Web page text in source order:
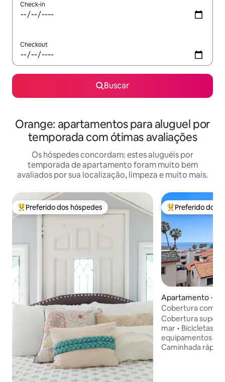
Check-in
Checkout
Buscar
Orange: apartamentos para aluguel por
temporada com ótimas avaliações
Os hóspedes concordam: estes aluguéis por
temporada de apartamento foram muito bem
avaliados por sua localização, limpeza e muito mais.
Entre os melhores preferidos dos hóspedes
Preferido dos hóspedes Entre os
Preferido dos
Apartamento ⋅
te
Cobertura com
caminhada até a
de estimação ok
Cobertura super
mar • Bicicletas,
equipamentos de
Caminhada